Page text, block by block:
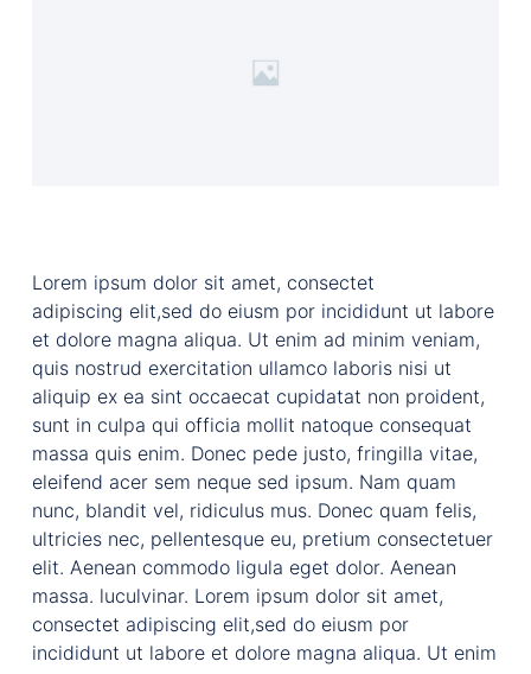
Lorem ipsum dolor sit amet, consectet
adipiscing elit,sed do eiusm por incididunt ut labore
et dolore magna aliqua. Ut enim ad minim veniam,
quis nostrud exercitation ullamco laboris nisi ut
aliquip ex ea sint occaecat cupidatat non proident,
sunt in culpa qui officia mollit natoque consequat
massa quis enim. Donec pede justo, fringilla vitae,
eleifend acer sem neque sed ipsum. Nam quam
nunc, blandit vel, ridiculus mus. Donec quam felis,
ultricies nec, pellentesque eu, pretium consectetuer
elit. Aenean commodo ligula eget dolor. Aenean
massa. luculvinar. Lorem ipsum dolor sit amet,
consectet adipiscing elit,sed do eiusm por
incididunt ut labore et dolore magna aliqua. Ut enim